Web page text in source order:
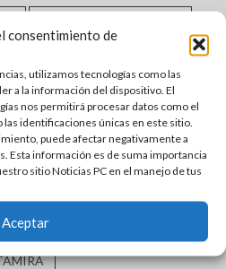
consentimiento de
utilizamos tecnologías como las
a la información del dispositivo. El
nos permitirá procesar datos como el
identificaciones únicas en este sitio.
puede afectar negativamente a
Esta información es de suma importancia
sitio Noticias PC en el manejo de tus
Aceptar
SOCIAL
MATAMOROS